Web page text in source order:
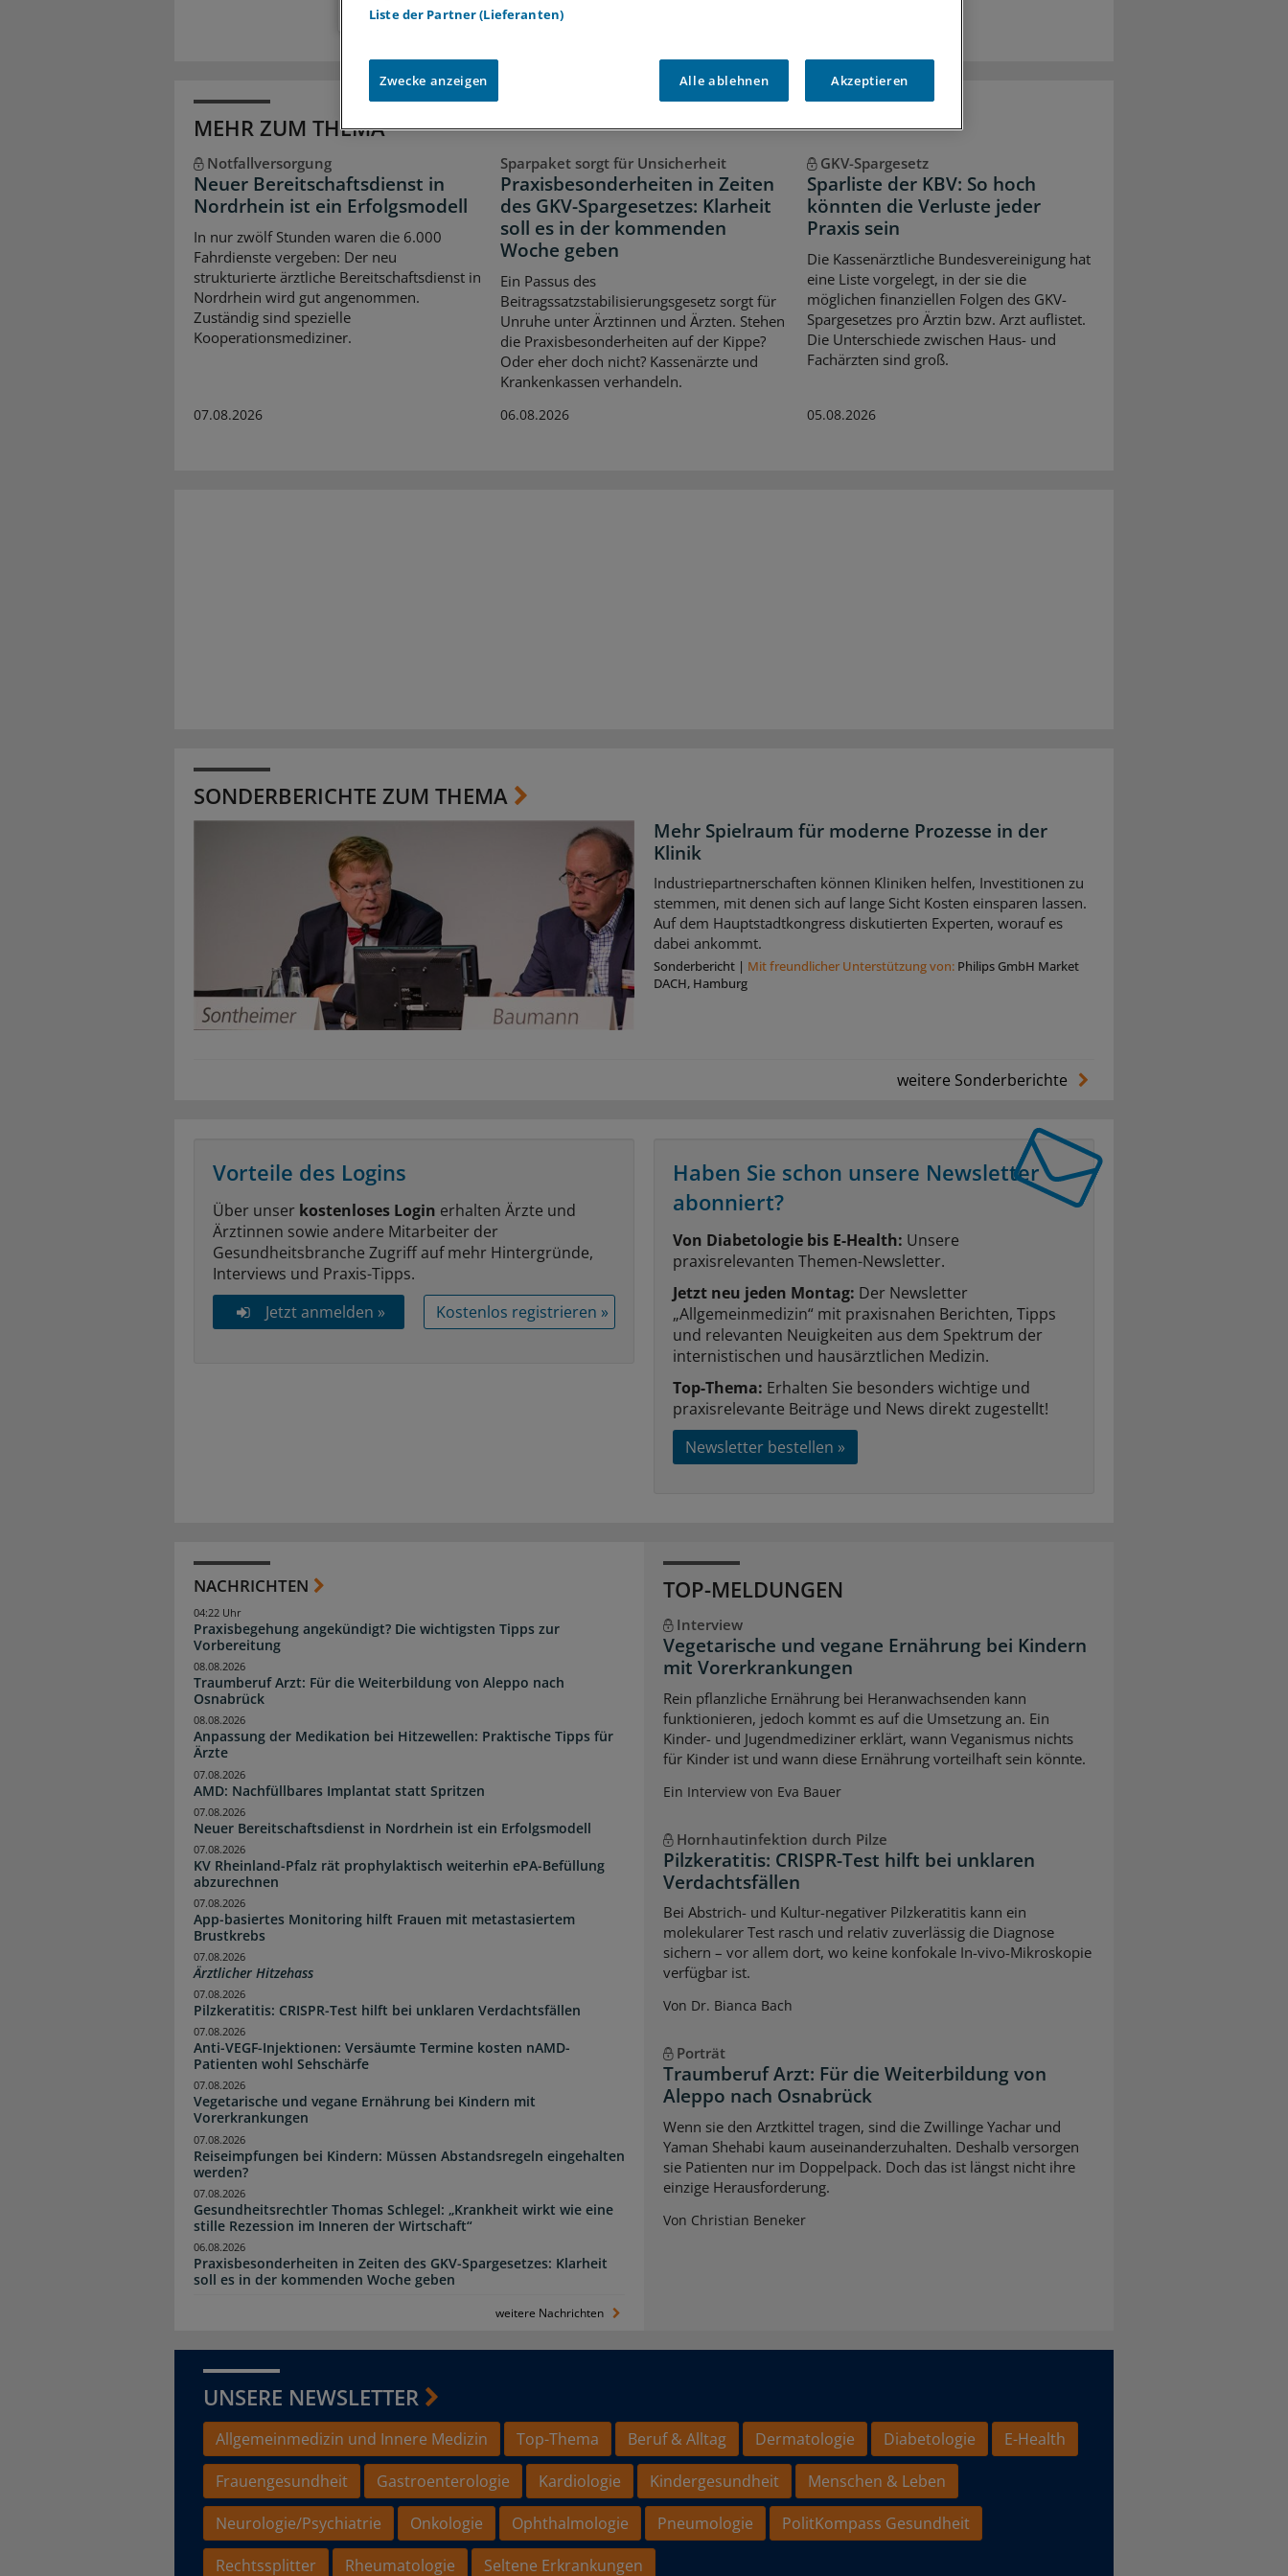
MEHR ZUM THEMA
Notfallversorgung
Neuer Bereitschaftsdienst in
Nordrhein ist ein Erfolgsmodell
In nur zwölf Stunden waren die 6.000
Fahrdienste vergeben: Der neu
strukturierte ärztliche Bereitschaftsdienst in
Nordrhein wird gut angenommen.
Zuständig sind spezielle
Kooperationsmediziner.
07.08.2026
Sparpaket sorgt für Unsicherheit
Praxisbesonderheiten in Zeiten
des GKV-Spargesetzes: Klarheit
soll es in der kommenden
Woche geben
Ein Passus des
Beitragssatzstabilisierungsgesetz sorgt für
Unruhe unter Ärztinnen und Ärzten. Stehen
die Praxisbesonderheiten auf der Kippe?
Oder eher doch nicht? Kassenärzte und
Krankenkassen verhandeln.
06.08.2026
GKV-Spargesetz
Sparliste der KBV: So hoch
könnten die Verluste jeder
Praxis sein
Die Kassenärztliche Bundesvereinigung hat
eine Liste vorgelegt, in der sie die
möglichen finanziellen Folgen des GKV-
Spargesetzes pro Ärztin bzw. Arzt auflistet.
Die Unterschiede zwischen Haus- und
Fachärzten sind groß.
05.08.2026
SONDERBERICHTE ZUM THEMA
Mehr Spielraum für moderne Prozesse in der
Klinik
Industriepartnerschaften können Kliniken helfen, Investitionen zu
stemmen, mit denen sich auf lange Sicht Kosten einsparen lassen.
Auf dem Hauptstadtkongress diskutierten Experten, worauf es
dabei ankommt.
Sonderbericht | Mit freundlicher Unterstützung von: Philips GmbH Market
DACH, Hamburg
weitere Sonderberichte
Vorteile des Logins
Über unser kostenloses Login erhalten Ärzte und
Ärztinnen sowie andere Mitarbeiter der
Gesundheitsbranche Zugriff auf mehr Hintergründe,
Interviews und Praxis-Tipps.
Jetzt anmelden »
Kostenlos registrieren »
Haben Sie schon unsere Newsletter
abonniert?
Von Diabetologie bis E-Health: Unsere
praxisrelevanten Themen-Newsletter.
Jetzt neu jeden Montag: Der Newsletter
„Allgemeinmedizin“ mit praxisnahen Berichten, Tipps
und relevanten Neuigkeiten aus dem Spektrum der
internistischen und hausärztlichen Medizin.
Top-Thema: Erhalten Sie besonders wichtige und
praxisrelevante Beiträge und News direkt zugestellt!
Newsletter bestellen »
NACHRICHTEN
Praxisbegehung angekündigt? Die wichtigsten Tipps zur
Vorbereitung
04:22 Uhr
Traumberuf Arzt: Für die Weiterbildung von Aleppo nach
Osnabrück
08.08.2026
Anpassung der Medikation bei Hitzewellen: Praktische Tipps für
Ärzte
08.08.2026
AMD: Nachfüllbares Implantat statt Spritzen
07.08.2026
Neuer Bereitschaftsdienst in Nordrhein ist ein Erfolgsmodell
07.08.2026
KV Rheinland-Pfalz rät prophylaktisch weiterhin ePA-Befüllung
abzurechnen
07.08.2026
App-basiertes Monitoring hilft Frauen mit metastasiertem
Brustkrebs
07.08.2026
Ärztlicher Hitzehass
07.08.2026
Pilzkeratitis: CRISPR-Test hilft bei unklaren Verdachtsfällen
07.08.2026
Anti-VEGF-Injektionen: Versäumte Termine kosten nAMD-
Patienten wohl Sehschärfe
07.08.2026
Vegetarische und vegane Ernährung bei Kindern mit
Vorerkrankungen
07.08.2026
Reiseimpfungen bei Kindern: Müssen Abstandsregeln eingehalten
werden?
07.08.2026
Gesundheitsrechtler Thomas Schlegel: „Krankheit wirkt wie eine
stille Rezession im Inneren der Wirtschaft“
07.08.2026
Praxisbesonderheiten in Zeiten des GKV-Spargesetzes: Klarheit
soll es in der kommenden Woche geben
06.08.2026
weitere Nachrichten
TOP-MELDUNGEN
Interview
Vegetarische und vegane Ernährung bei Kindern
mit Vorerkrankungen
Rein pflanzliche Ernährung bei Heranwachsenden kann
funktionieren, jedoch kommt es auf die Umsetzung an. Ein
Kinder- und Jugendmediziner erklärt, wann Veganismus nichts
für Kinder ist und wann diese Ernährung vorteilhaft sein könnte.
Ein Interview von Eva Bauer
Hornhautinfektion durch Pilze
Pilzkeratitis: CRISPR-Test hilft bei unklaren
Verdachtsfällen
Bei Abstrich- und Kultur-negativer Pilzkeratitis kann ein
molekularer Test rasch und relativ zuverlässig die Diagnose
sichern – vor allem dort, wo keine konfokale In-vivo-Mikroskopie
verfügbar ist.
Von Dr. Bianca Bach
Porträt
Traumberuf Arzt: Für die Weiterbildung von
Aleppo nach Osnabrück
Wenn sie den Arztkittel tragen, sind die Zwillinge Yachar und
Yaman Shehabi kaum auseinanderzuhalten. Deshalb versorgen
sie Patienten nur im Doppelpack. Doch das ist längst nicht ihre
einzige Herausforderung.
Von Christian Beneker
UNSERE NEWSLETTER
Allgemeinmedizin und Innere Medizin Top-Thema Beruf & Alltag Dermatologie Diabetologie
E-Health
Frauengesundheit
Gastroenterologie Kardiologie Kindergesundheit
Menschen & Leben
Neurologie/Psychiatrie
Onkologie Ophthalmologie Pneumologie
PolitKompass Gesundheit
Rechtssplitter
Rheumatologie Seltene Erkrankungen
Liste der Partner (Lieferanten)
Zwecke anzeigen Alle ablehnen Akzeptieren